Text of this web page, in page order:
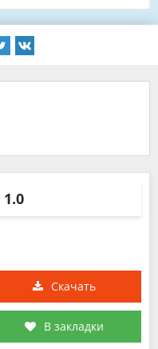
1.0
Скачать
В закладки